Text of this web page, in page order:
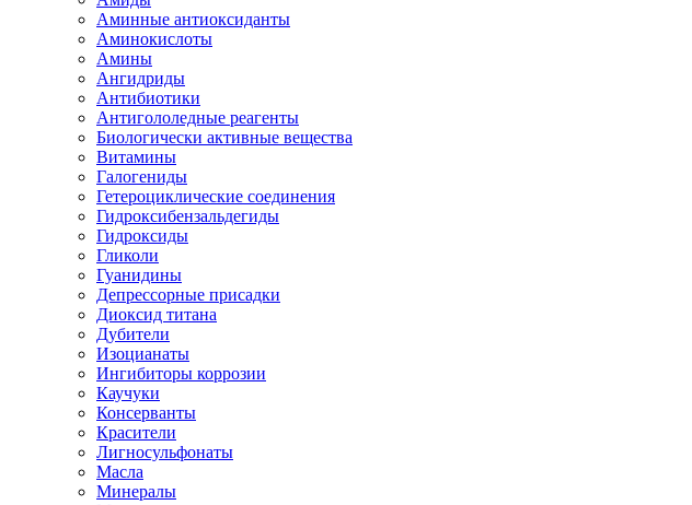
Аминные антиоксиданты
Аминокислоты
Амины
Ангидриды
Антибиотики
Антигололедные реагенты
Биологически активные вещества
Витамины
Галогениды
Гетероциклические соединения
Гидроксибензальдегиды
Гидроксиды
Гликоли
Гуанидины
Депрессорные присадки
Диоксид титана
Дубители
Изоцианаты
Ингибиторы коррозии
Каучуки
Консерванты
Красители
Лигносульфонаты
Масла
Минералы